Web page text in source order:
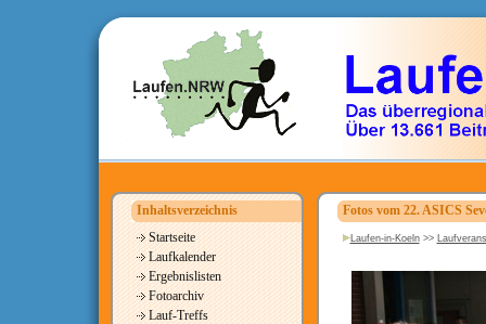
Inhaltsverzeichnis
Startseite
Laufkalender
Ergebnislisten
Fotoarchiv
Lauf-Treffs
Fotos vom 22. ASICS
Laufen-in-Koeln>>